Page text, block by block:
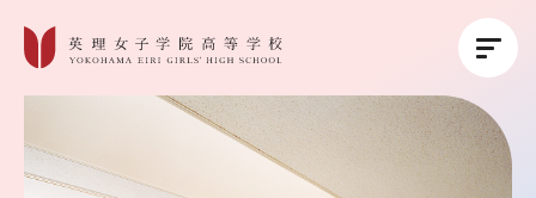
英理女子学院について